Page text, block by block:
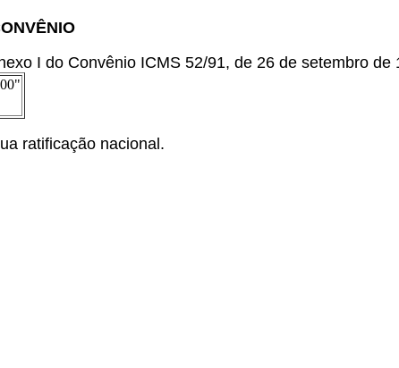
I do Convênio ICMS 52/91, de 26 de setembro de
ratificação nacional.